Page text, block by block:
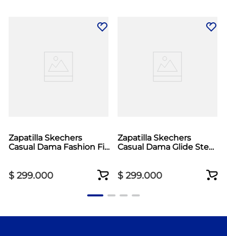
Zapatilla Skechers
Casual Dama Fashion Fit
$ 299.000
Zapatilla Skechers
Casual Dama Glide Step
$ 299.000